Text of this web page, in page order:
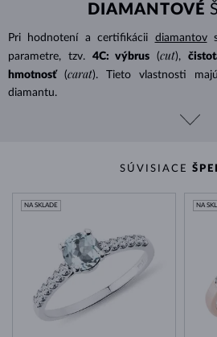
DIAMANTOVÉ
Pri hodnotení a certifikácii diamantov
parametre, tzv.
4C: výbrus (cut),
hmotnosť
(carat). Tieto vlastnosti
diamantu.
SÚVISIACE
NA SKLADE NA